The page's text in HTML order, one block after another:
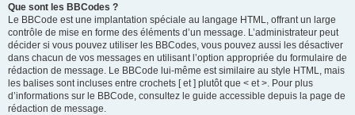
Que sont les BBCodes ?
Le BBCode est une implantation spéciale au langage HTML, offrant un large
contrôle de mise en forme des éléments d’un message. L’administrateur peut
décider si vous pouvez utiliser les BBCodes, vous pouvez aussi les désactiver
dans chacun de vos messages en utilisant l’option appropriée du formulaire de
rédaction de message. Le BBCode lui-même est similaire au style HTML, mais
les balises sont incluses entre crochets [ et ] plutôt que < et >. Pour plus
d’informations sur le BBCode, consultez le guide accessible depuis la page de
rédaction de message.